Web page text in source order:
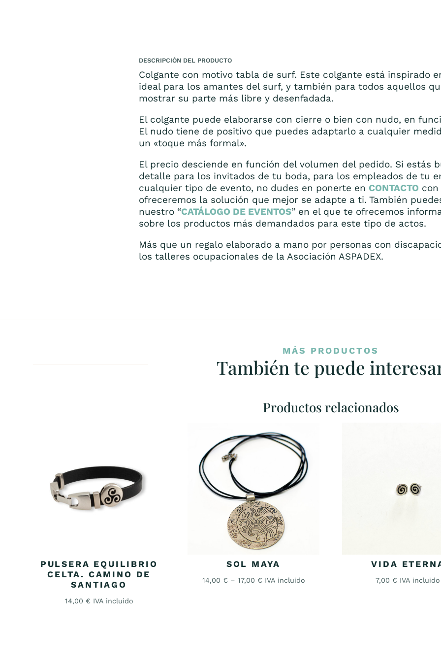
DESCRIPCIÓN DEL PRODUCTO
Colgante con motivo tabla de surf. Este colgante está inspirado
ideal para los amantes del surf, y también para todos aquellos
mostrar su parte más libre y desenfadada.
El colgante puede elaborarse con cierre o bien con nudo, en
El nudo tiene de positivo que puedes adaptarlo a cualquier
un «toque más formal».
El precio desciende en función del volumen del pedido. Si estás
detalle para los invitados de tu boda, para los empleados de tu
cualquier tipo de evento, no dudes en ponerte en CONTACTO con
ofreceremos la solución que mejor se adapte a ti. También
nuestro “CATÁLOGO DE EVENTOS” en el que te ofrecemos
sobre los productos más demandados para este tipo de actos.
Más que un regalo elaborado a mano por personas con
los talleres ocupacionales de la Asociación ASPADEX.
MÁS PRODUCTOS
También te puede
Productos relacionados
PULSERA EQUILIBRIO
CELTA. CAMINO DE
SANTIAGO
14,00 € IVA incluido
SOL MAYA
14,00 €– 17,00 € IVA incluido
VIDA
7,00 € IVA incluido